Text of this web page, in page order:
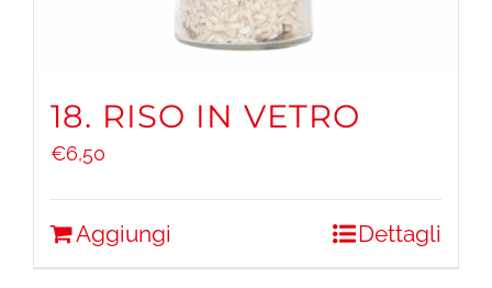
18. RISO IN VETRO
€6,50
Aggiungi Dettagli